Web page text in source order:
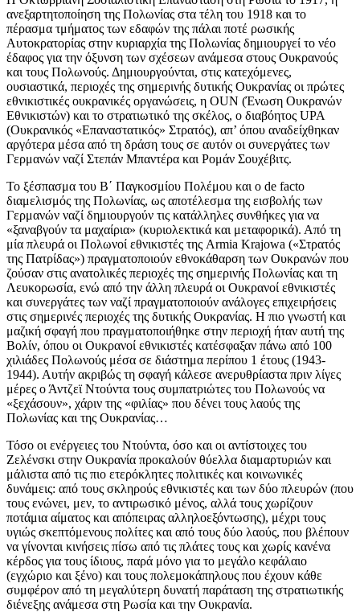
ανεξαρτητοποίηση της Πολωνίας στα τέλη του 1918 και το
πέρασμα τμήματος των εδαφών της πάλαι ποτέ ρωσικής
Αυτοκρατορίας στην κυριαρχία της Πολωνίας δημιουργεί το νέο
έδαφος για την όξυνση των σχέσεων ανάμεσα στους Ουκρανούς
και τους Πολωνούς. Δημιουργούνται, στις κατεχόμενες,
ουσιαστικά, περιοχές της σημερινής δυτικής Ουκρανίας οι πρώτες
εθνικιστικές ουκρανικές οργανώσεις, η OUN (Ένωση Ουκρανών
Εθνικιστών) και το στρατιωτικό της σκέλος, ο διαβόητος UPA
(Ουκρανικός «Επαναστατικός» Στρατός), απ’ όπου αναδείχθηκαν
αργότερα μέσα από τη δράση τους σε αυτόν οι συνεργάτες των
Γερμανών ναζί Στεπάν Μπαντέρα και Ρομάν Σουχέβιτς.
Το ξέσπασμα του Β΄ Παγκοσμίου Πολέμου και ο de facto
διαμελισμός της Πολωνίας, ως αποτέλεσμα της εισβολής των
Γερμανών ναζί δημιουργούν τις κατάλληλες συνθήκες για να
«ξαναβγούν τα μαχαίρια» (κυριολεκτικά και μεταφορικά). Από τη
μία πλευρά οι Πολωνοί εθνικιστές της Armia Krajowa («Στρατός
της Πατρίδας») πραγματοποιούν εθνοκάθαρση των Ουκρανών που
ζούσαν στις ανατολικές περιοχές της σημερινής Πολωνίας και τη
Λευκορωσία, ενώ από την άλλη πλευρά οι Ουκρανοί εθνικιστές
και συνεργάτες των ναζί πραγματοποιούν ανάλογες επιχειρήσεις
στις σημερινές περιοχές της δυτικής Ουκρανίας. Η πιο γνωστή και
μαζική σφαγή που πραγματοποιήθηκε στην περιοχή ήταν αυτή της
Βολίν, όπου οι Ουκρανοί εθνικιστές κατέσφαξαν πάνω από 100
χιλιάδες Πολωνούς μέσα σε διάστημα περίπου 1 έτους (1943-
1944). Αυτήν ακριβώς τη σφαγή κάλεσε ανερυθρίαστα πριν λίγες
μέρες ο Άντζεϊ Ντούντα τους συμπατριώτες του Πολωνούς να
«ξεχάσουν», χάριν της «φιλίας» που δένει τους λαούς της
Πολωνίας και της Ουκρανίας…
Τόσο οι ενέργειες του Ντούντα, όσο και οι αντίστοιχες του
Ζελένσκι στην Ουκρανία προκαλούν θύελλα διαμαρτυριών και
μάλιστα από τις πιο ετερόκλητες πολιτικές και κοινωνικές
δυνάμεις: από τους σκληρούς εθνικιστές και των δύο πλευρών (που
τους ενώνει, μεν, το αντιρωσικό μένος, αλλά τους χωρίζουν
ποτάμια αίματος και απόπειρας αλληλοεξόντωσης), μέχρι τους
υγιώς σκεπτόμενους πολίτες και από τους δύο λαούς, που βλέπουν
να γίνονται κινήσεις πίσω από τις πλάτες τους και χωρίς κανένα
κέρδος για τους ίδιους, παρά μόνο για το μεγάλο κεφάλαιο
(εγχώριο και ξένο) και τους πολεμοκάπηλους που έχουν κάθε
συμφέρον από τη μεγαλύτερη δυνατή παράταση της στρατιωτικής
διένεξης ανάμεσα στη Ρωσία και την Ουκρανία.